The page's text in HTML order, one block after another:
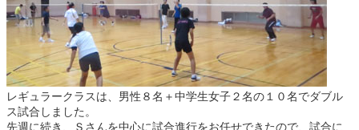
レギュラークラスは、男性８名＋中学生女子２名の１０名でダブル
ス試合しました。
先週に続き、Ｓさんを中心に試合進行をお任せできたので、試合に